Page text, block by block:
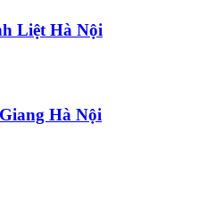
Liệt Hà Nội
Hà Nội